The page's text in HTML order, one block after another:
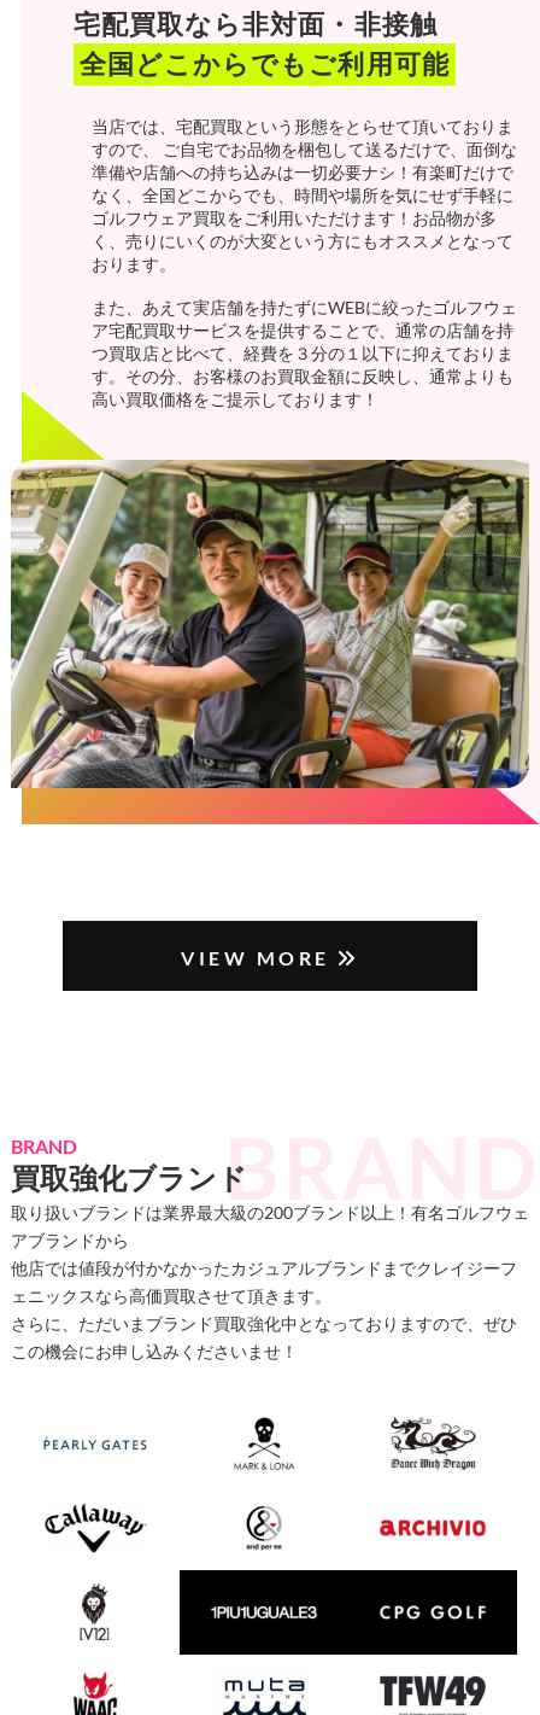
宅配買取なら非対面・非接触
全国どこからでもご利用可能
当店では、宅配買取という形態をとらせて頂いておりま
すので、 ご自宅でお品物を梱包して送るだけで、面倒な
準備や店舗への持ち込みは一切必要ナシ！有楽町だけで
なく、全国どこからでも、時間や場所を気にせず手軽に
ゴルフウェア買取をご利用いただけます！お品物が多
く、売りにいくのが大変という方にもオススメとなって
おります。
また、あえて実店舗を持たずにWEBに絞ったゴルフウェ
ア宅配買取サービスを提供することで、通常の店舗を持
つ買取店と比べて、経費を３分の１以下に抑えておりま
す。その分、お客様のお買取金額に反映し、通常よりも
高い買取価格をご提示しております！
VIEW MORE
BRAND
買取強化ブランド
取り扱いブランドは業界最大級の200ブランド以上！有名ゴルフウェ
アブランドから
他店では値段が付かなかったカジュアルブランドまでクレイジーフ
ェニックスなら高価買取させて頂きます。
さらに、ただいまブランド買取強化中となっておりますので、ぜひ
この機会にお申し込みくださいませ！